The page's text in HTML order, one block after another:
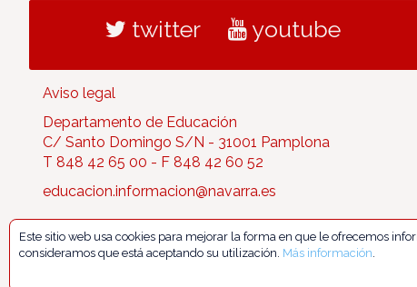
twitter youtube
Aviso legal
Departamento de Educación
C/ Santo Domingo S/N - 31001 Pamplona
T 848 42 65 00 - F 848 42 60 52
educacion.informacion@navarra.es
Este sitio web usa cookies para mejorar la forma en que le ofrecemos
consideramos que está aceptando su utilización. Más información.